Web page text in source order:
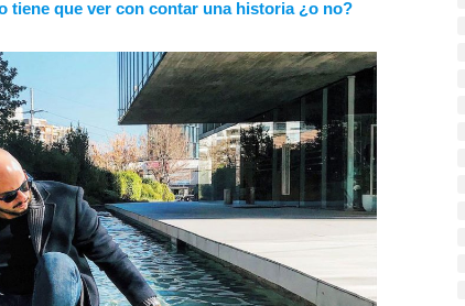
tiene que ver con contar una historia ¿o no?